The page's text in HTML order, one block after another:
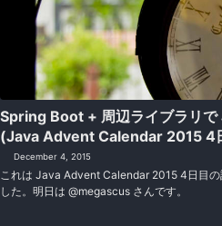
Spring Boot + 周辺ライブラリで
(Java Advent Calendar 2015 4
December 4, 2015
これは Java Advent Calendar 2015 4日目
した。明日は @megascus さんです。